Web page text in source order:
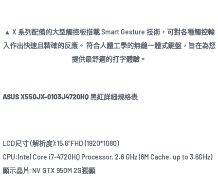
▲ X 系列配備的大型觸控板搭載 Smart Gesture 技術，可對各種觸控輸
入作出快速且精確的反應。 符合人體工學的無縫一體式鍵盤，旨在為您
提供最舒適的打字體驗。
ASUS X550JX-0103J4720HQ 黑紅詳細規格表
LCD尺寸 (解析度):15.6″FHD (1920*1080)
CPU:Intel Core i7-4720HQ Processor, 2.6 GHz (6M Cache, up to 3.6GHz)
顯示晶片:NV GTX 950M 2G獨顯